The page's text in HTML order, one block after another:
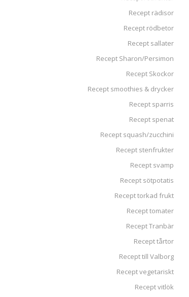
Recept rädisor
Recept rödbetor
Recept sallater
Recept Sharon/Persimon
Recept Skockor
Recept smoothies & drycker
Recept sparris
Recept spenat
Recept squash/zucchini
Recept stenfrukter
Recept svamp
Recept sötpotatis
Recept torkad frukt
Recept tomater
Recept Tranbär
Recept tårtor
Recept till Valborg
Recept vegetariskt
Recept vitlök